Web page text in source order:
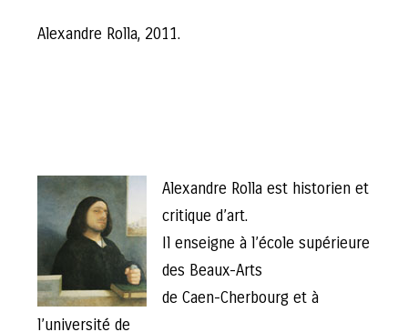
Alexandre Rolla, 2011.
Alexandre Rolla est historien et
critique d’art.
Il enseigne à l’école supérieure
des Beaux-Arts
de Caen-Cherbourg et à
l’université de